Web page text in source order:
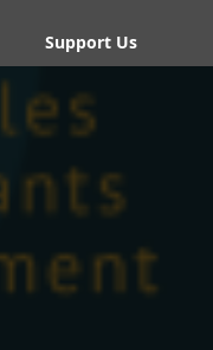
Support Us